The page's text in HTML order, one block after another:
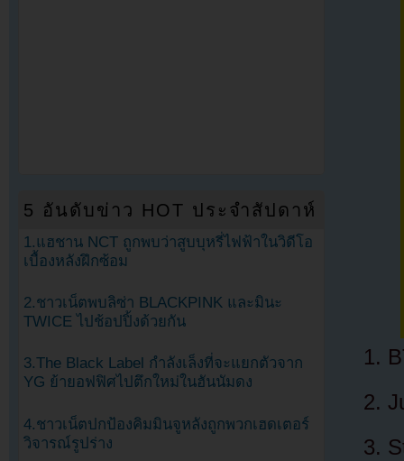
5 อันดับข่าว HOT ประจำสัปดาห์
1.แฮชาน NCT ถูกพบว่าสูบบุหรี่ไฟฟ้าในวิดีโอ
เบื้องหลังฝึกซ้อม
2.ชาวเน็ตพบลิซ่า BLACKPINK และมินะ
TWICE ไปช้อปปิ้งด้วยกัน
3.The Black Label กำลังเล็งที่จะแยกตัวจาก
YG ย้ายอฟฟิศไปตึกใหม่ในฮันนัมดง
4.ชาวเน็ตปกป้องคิมมินจูหลังถูกพวกเฮดเตอร์
วิจารณ์รูปร่าง